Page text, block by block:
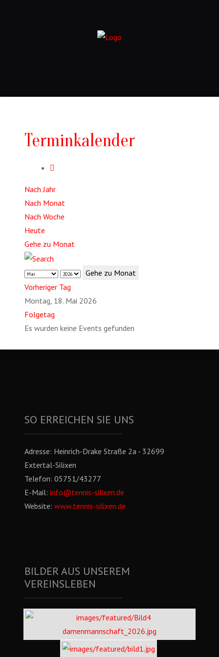
Terminkalender
Nach Jahr
Nach Monat
Nach Woche
Heute
Gehe zu Monat
Gehe zu Monat
Vorheriger Tag
Montag, 18. Mai 2026
Folgetag
Es wurden keine Events gefunden
SO ERREICHEN SIE UNS
Adresse: Heinrich-Drake Straße 2a - 32699
Extertal-Silixen
Telefon: 05751/43277
E-Mail: info@tennis-silixen.de
Website: www.tennis-silixen.de
BILDER AUS UNSEREM
VEREINSLEBEN